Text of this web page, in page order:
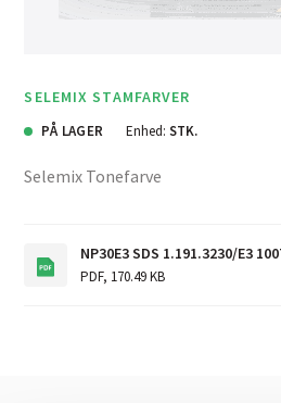
SELEMIX STAMFARVER
PÅ LAGER Enhed: STK.
Selemix Tonefarve
NP30E3 SDS 1.191.3230/E3
PDF, 170.49 KB